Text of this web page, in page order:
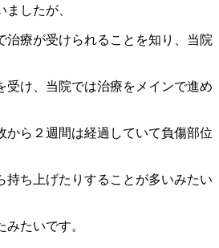
したが、
治療が受けられることを知り、当院
受け、当院では治療をメインで進め
から２週間は経過していて負傷部位
持ち上げたりすることが多いみたい
たいです。